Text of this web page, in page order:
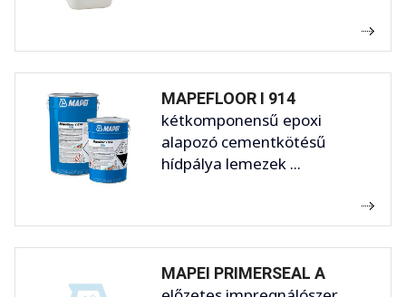
MAPEFLOOR I 914
kétkomponensű epoxi
alapozó cementkötésű
hídpálya lemezek ...
MAPEI PRIMERSEAL A